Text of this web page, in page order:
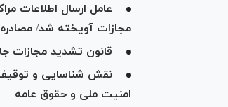
عامل ارسال اطلاعات
مجازات آویخته شد/
قانون تشدید مجازات
نقش شناسایی و توقیف
امنیت ملی و حقوق عامه